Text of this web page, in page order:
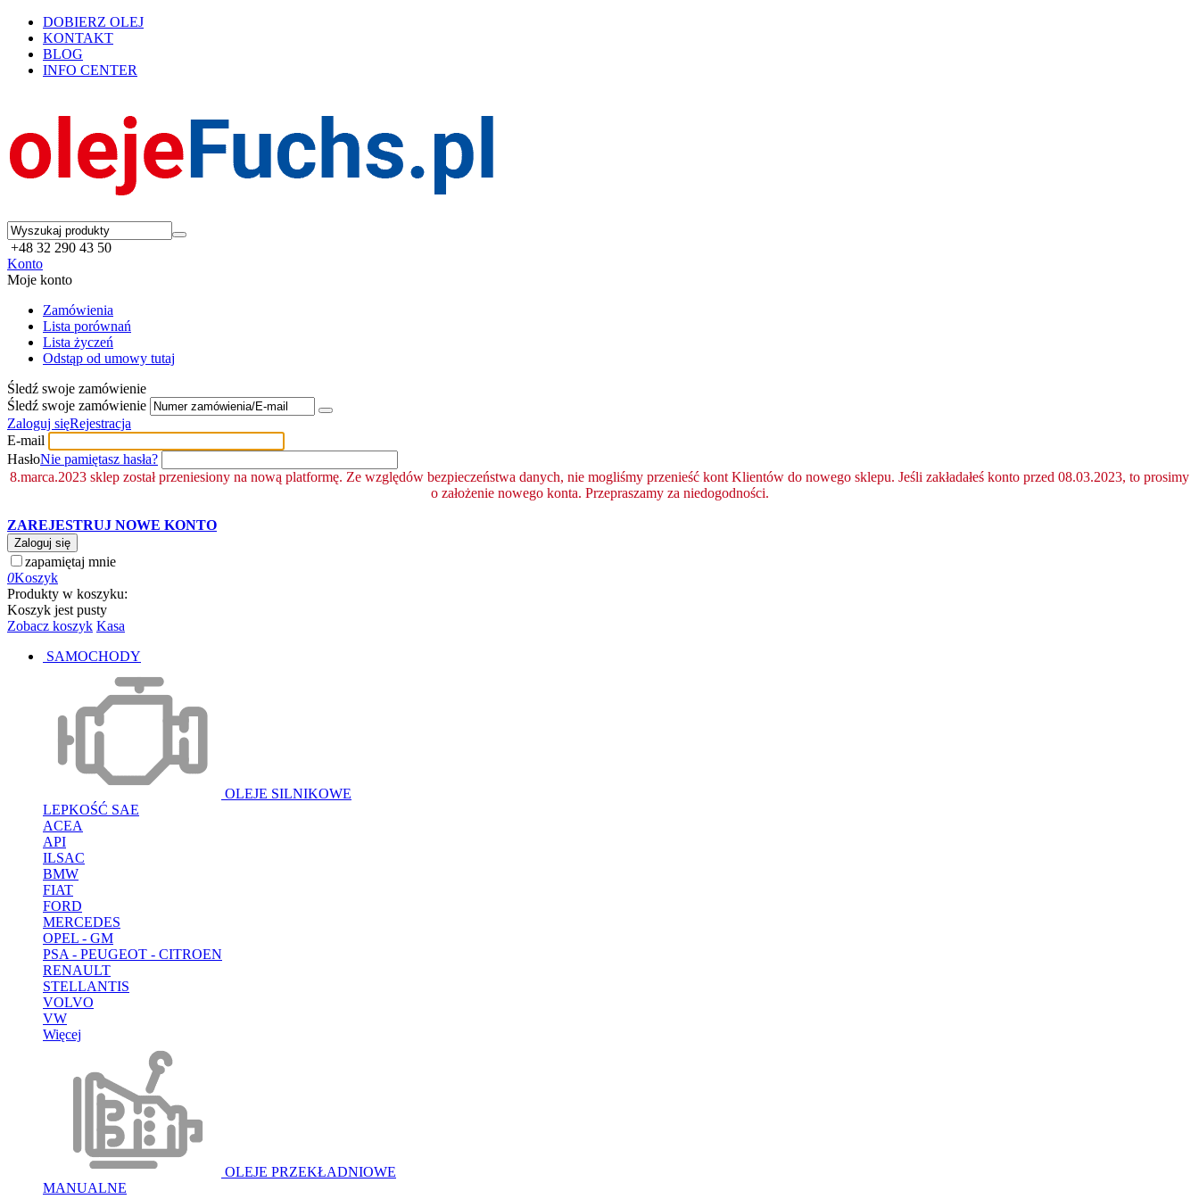
DOBIERZ OLEJ
KONTAKT
BLOG
INFO CENTER
+48 32 290 43 50
Konto
Moje konto
Zamówienia
Lista porównań
Lista życzeń
Odstąp od umowy tutaj
Śledź swoje zamówienie
Śledź swoje zamówienie
Zaloguj sięRejestracja
E-mail
HasłoNie pamiętasz hasła?
8.marca.2023 sklep został przeniesiony na nową platformę. Ze względów bezpieczeństwa danych, nie mogliśmy przenieść kont Klientów do nowego sklepu. Jeśli zakładałeś konto przed 08.03.2023, to prosimy
o założenie nowego konta. Przepraszamy za niedogodności.
ZAREJESTRUJ NOWE KONTO
Zaloguj się
zapamiętaj mnie
0Koszyk
Produkty w koszyku:
Koszyk jest pusty
Zobacz koszyk Kasa
SAMOCHODY
OLEJE SILNIKOWE
LEPKOŚĆ SAE
ACEA
API
ILSAC
BMW
FIAT
FORD
MERCEDES
OPEL - GM
PSA - PEUGEOT - CITROEN
RENAULT
STELLANTIS
VOLVO
VW
Więcej
OLEJE PRZEKŁADNIOWE
MANUALNE